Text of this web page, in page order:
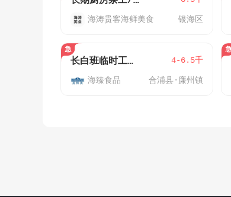
海涛贵客海鲜美食 银海区
长白班临时工（计时/计件） 4-6.5千
海臻食品 合浦县·廉州镇